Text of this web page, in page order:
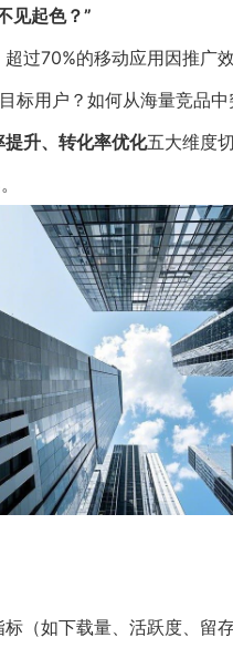
见起色？”
过70%的移动应用因推广
标用户？如何从海量竞品
升、转化率优化五大维度
（如下载量、活跃度、留